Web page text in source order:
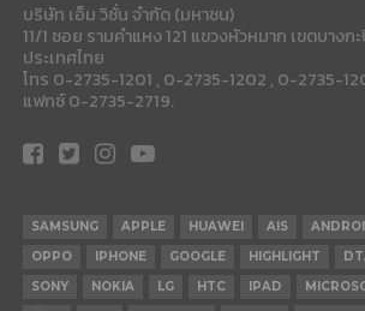
บริษัท เอ็ม วิชั่น จำกัด (มหาชน)
11/1 ซอย รามคำแหง 121 แขวงหัวหมาก เขตบาง
ประเทศไทย
โทร 0-2735-1201 , 0-2735-1202 , 0-2735-
แฟกซ์ 0-2735-2719.
SAMSUNG APPLE HUAWEI AIS
OPPO
IPHONE GOOGLE HIGHLIGHT
SONY
NOKIA LG HTC IPAD